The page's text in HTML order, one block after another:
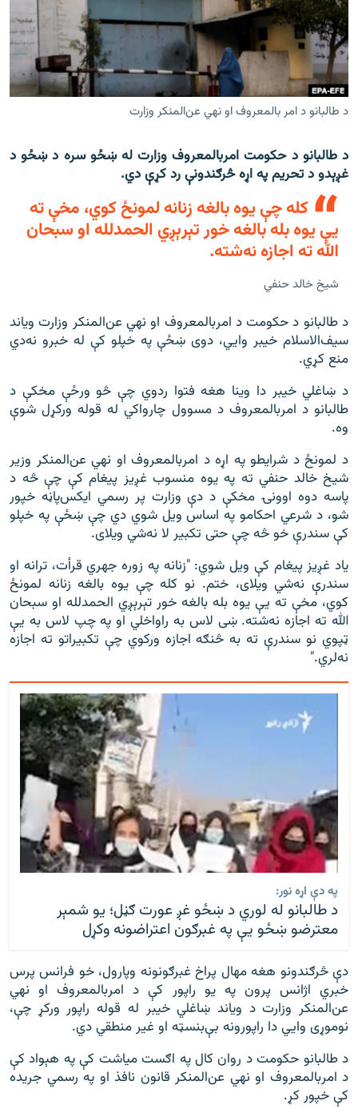
اړیکه
دري پاڼه
Azadi English
د ازادې اروپا/ ازادي راډيو ټولې پاڼې
د طالبانو د امر بالمعروف او نهي عن‌المنکر وزارت
د طالبانو د حکومت امربالمعروف وزارت له ښځو سره د ښځو د
غږېدو د تحریم په اړه څرګندونې رد کړې دي.
کله چې یوه بالغه زنانه لمونځ کوي، مخې ته
یې یوه بله بالغه خور تېرېږي الحمدلله او سبحان
الله ته اجازه نه‌‌شته.
شيخ خالد حنفي
د طالبانو د حکومت د امربالمعروف او نهي عن‌المنکر وزارت ویاند
سیف‌الاسلام خیبر وايي، دوی ښځې په خپلو کې له خبرو نه‌دي
منع کړي.
د ښاغلي خیبر دا وینا هغه فتوا ردوي چې څو ورځې مخکې د
طالبانو د امربالمعروف د مسوول چارواکي له قوله ورکړل شوې
وه.
د لمونځ د شرایطو په اړه د امربالمعروف او نهي عن‌المنکر وزیر
شیخ خالد حنفي ته په یوه منسوب غږیز پیغام کې چې څه د
پاسه دوه اوونۍ مخکې د دې وزارت پر رسمي ایکس‌پاڼه خپور
شو، د شرعي احکامو په اساس ویل شوي دي چې ښځې په خپلو
کې سندرې خو څه چې حتی تکبیر لا نه‌شي ویلای.
ياد غږيز پيغام کې ويل شوي: "زنانه په زوره جهري قرأت، ترانه او
سندرې نه‌شي ویلای، ختم. نو کله چې یوه بالغه زنانه لمونځ
کوي، مخې ته یې یوه بله بالغه خور تېرېږي الحمدلله او سبحان
الله ته اجازه نه‌‌شته. ښی لاس به راواخلي او په چپ لاس به یې
ټپوي نو سندرې ته به څنګه اجازه ورکوي چې تکبیراتو ته اجازه
نه‌‌لري."
په دې اړه نور:
د طالبانو له لوري د ښځو غږ عورت ګڼل؛ یو شمېر
معترضو ښځو یې په غبرګون اعتراضونه وکړل
دې څرګندونو هغه مهال پراخ غبرګونونه وپارول، خو فرانس پرس
خبري اژانس پرون په یو راپور کې د امربالمعروف او نهي
عن‌‌‌المنکر وزارت د ویاند ښاغلي خیبر له قوله راپور ورکړ چې،
نوموړی وايي دا راپورونه بې‌‌بنسټه او غیر منطقي دي.
د طالبانو حکومت د روان کال په اګست میاشت کې په هېواد کې
د امربالمعروف او نهي عن‌المنکر قانون نافذ او په رسمي جریده
کې خپور کړ.